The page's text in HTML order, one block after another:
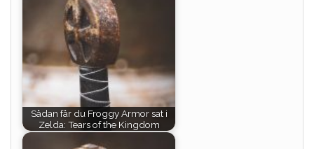
Sådan får du Froggy Armor sat i
Zelda: Tears of the Kingdom